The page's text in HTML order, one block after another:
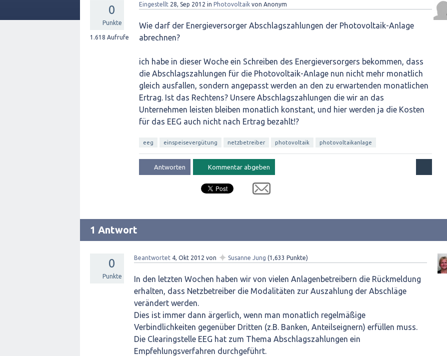
0
Punkte
1.618 Aufrufe
Eingestellt 28, Sep 2012 in Photovoltaik von Anonym
Wie darf der Energieversorger Abschlagszahlungen der Photovoltaik-Anlage
abrechnen?
ich habe in dieser Woche ein Schreiben des Energieversorgers bekommen, dass
die Abschlagszahlungen für die Photovoltaik-Anlage nun nicht mehr monatlich
gleich ausfallen, sondern angepasst werden an den zu erwartenden monatlichen
Ertrag. Ist das Rechtens? Unsere Abschlagszahlungen die wir an das
Unternehmen leisten bleiben monatlich konstant, und hier werden ja die Kosten
für das EEG auch nicht nach Ertrag bezahlt!?
eeg einspeisevergütung netzbetreiber photovoltaik photovoltaikanlage
1 Antwort
0
Punkte
Beantwortet 4, Okt 2012 von ✦ Susanne Jung (1,633 Punkte)
In den letzten Wochen haben wir von vielen Anlagenbetreibern die Rückmeldung
erhalten, dass Netzbetreiber die Modalitäten zur Auszahlung der Abschläge
verändert werden.
Dies ist immer dann ärgerlich, wenn man monatlich regelmäßige
Verbindlichkeiten gegenüber Dritten (z.B. Banken, Anteilseignern) erfüllen muss.
Die Clearingstelle EEG hat zum Thema Abschlagszahlungen ein
Empfehlungsverfahren durchgeführt.